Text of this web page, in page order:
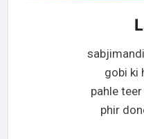
gobi ki
pahle
phir